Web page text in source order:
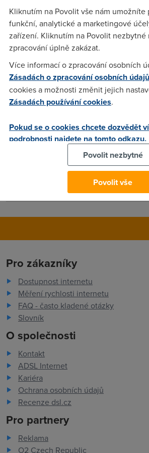
Anonym(14.6.2006 00:25:22)
hm
David(14.6.2006 10:31:04)
Anonym(14.6.2006 18:45:58)
No, tak to zase zkrouhla nextra jenom
bylo předtím :-D Taky jsem si všiml, že i
linky se pingy dále zvedají, to předtím
Pro zákazníky
Dostupnost internetu
Měření rychlosti internetu
FAQ - často kladené otázky
Slovník
O společnosti
Kontakt
ADSL Internet
Kariéra
Ochrana osobních údajů
Recenze dsl.cz
Pro partnery
Reklama
O2 Czech Republic
Kliknutím na Povolit vše nám
funkční, analytické a marketingové
zařízení. Kliknutím na Povolit
zpracování úplně zakázat.
Více informací o zpracování osobních
Zásadách o zpracování osobních údajů
cookies a možnosti změnit jejich
Zásadách používání cookies.
Pokud se o cookies chcete dozvědět
podrobnosti najdete na tomto odkazu.
Povolit nezbytné
Povolit vše